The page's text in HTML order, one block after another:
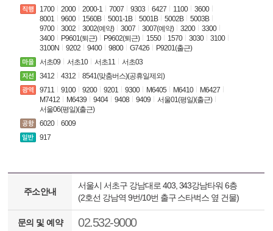
1700
2000 2000-1 7007 9303 6427 1100
3600
8001
9600 1560B 5001-1B 5001B 5002B
5003B
9700
3002 3002(예약) 3007 3007(예약) 3200
3300
3400
P9601(퇴근) P9602(퇴근) 1550 1570 3030
3100
3100N
9202 9400 9800 G7426
P9201(출근)
서초09
서초10 서초11
서초03
3412
4312
8541(맞춤버스)(공휴일제외)
9711
9100 9200 9201 9300 M6405 M6410
M6427
M7412
M6439 9404 9408 9409
서울01(평일)(출근)
서울06(평일)(출근)
6020
6009
917
주소안내
서울시 서초구 강남대로 403, 343강남타워 6층
(2호선 강남역 9번/10번 출구 스타벅스 옆 건물)
문의 및 예약 02.532-9000